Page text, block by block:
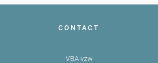
CONTACT
VBA vzw